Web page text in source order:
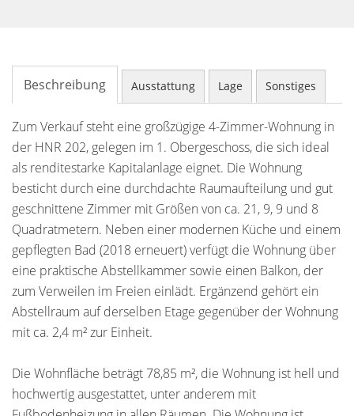
Beschreibung Ausstattung Lage Sonstiges
Zum Verkauf steht eine großzügige 4-Zimmer-Wohnung in
der HNR 202, gelegen im 1. Obergeschoss, die sich ideal
als renditestarke Kapitalanlage eignet. Die Wohnung
besticht durch eine durchdachte Raumaufteilung und gut
geschnittene Zimmer mit Größen von ca. 21, 9, 9 und 8
Quadratmetern. Neben einer modernen Küche und einem
gepflegten Bad (2018 erneuert) verfügt die Wohnung über
eine praktische Abstellkammer sowie einen Balkon, der
zum Verweilen im Freien einlädt. Ergänzend gehört ein
Abstellraum auf derselben Etage gegenüber der Wohnung
mit ca. 2,4 m² zur Einheit.
Die Wohnfläche beträgt 78,85 m², die Wohnung ist hell und
hochwertig ausgestattet, unter anderem mit